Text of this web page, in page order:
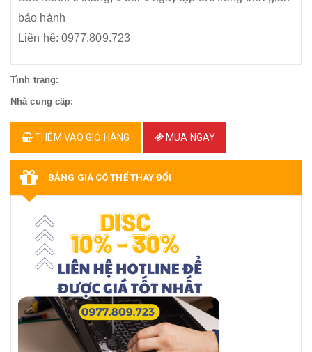
bảo hành
Liên hệ: 0977.809.723
Tình trạng:
Nhà cung cấp:
THÊM VÀO GIỎ HÀNG MUA NGAY
BẢNG GIÁ CÓ THỂ THAY ĐỔI